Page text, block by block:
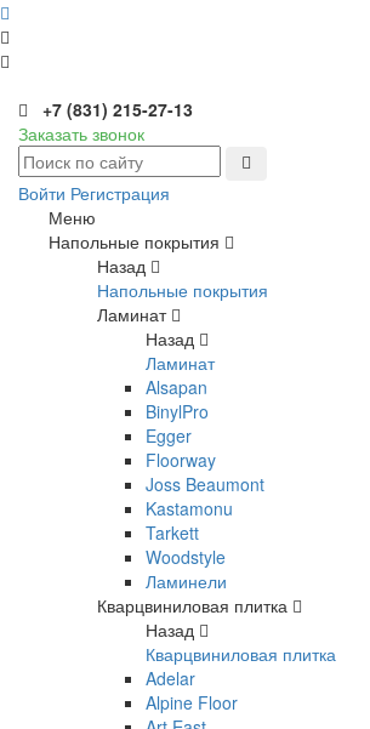
+7 (831) 215-27-13
Заказать звонок
Войти Регистрация
Меню
Напольные покрытия
Назад
Напольные покрытия
Ламинат
Назад
Ламинат
Alsapan
BinylPro
Egger
Floorway
Joss Beaumont
Kastamonu
Tarkett
Woodstyle
Ламинели
Кварцвиниловая плитка
Назад
Кварцвиниловая плитка
Adelar
Alpine Floor